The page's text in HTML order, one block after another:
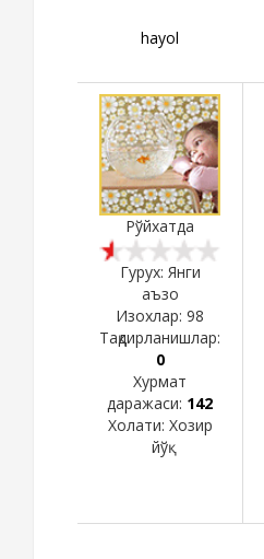
hayol
Рўйхатда
Гурух: Янги
аъзо
Изохлар: 98
Тақдирланишлар:
0
Хурмат
даражаси: 142
Холати: Хозир
йўқ